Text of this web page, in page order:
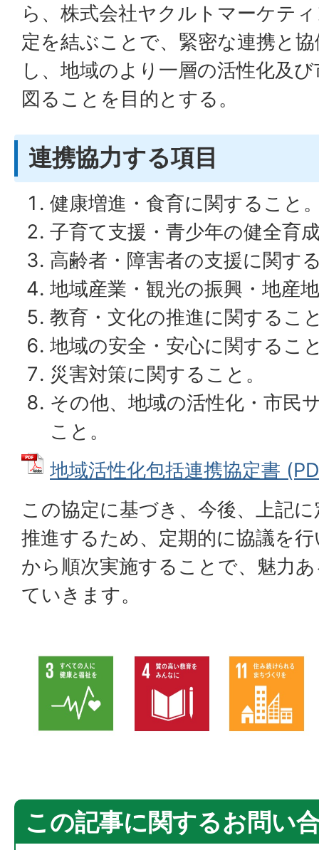
ら、株式会社ヤクルトマーケテ
定を結ぶことで、緊密な連携と
し、地域のより一層の活性化及
図ることを目的とする。
連携協力する項目
健康増進・食育に関すること
子育て支援・青少年の健全育
高齢者・障害者の支援に関す
地域産業・観光の振興・地産
教育・文化の推進に関するこ
地域の安全・安心に関するこ
災害対策に関すること。
その他、地域の活性化・市民
こと。
地域活性化包括連携協定書
この協定に基づき、今後、上記
推進するため、定期的に協議を
から順次実施することで、魅力
ていきます。
この記事に関するお問い